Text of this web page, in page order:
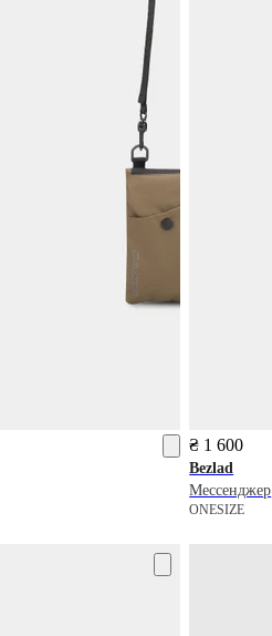
₴ 1 600
Bezlad
Мессенджер
ONESIZE